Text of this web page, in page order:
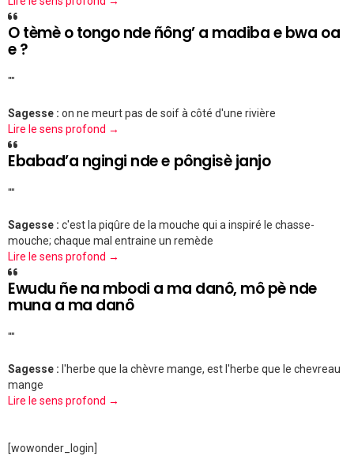
O tèmè o tongo nde ñông’ a madiba e bwa oa
e ?
""
Sagesse : on ne meurt pas de soif à côté d'une rivière
Lire le sens profond →
Ebabad’a ngingi nde e pôngisè janjo
""
Sagesse : c'est la piqûre de la mouche qui a inspiré le chasse-
mouche; chaque mal entraine un remède
Lire le sens profond →
Ewudu ñe na mbodi a ma danô, mô pè nde
muna a ma danô
""
Sagesse : l'herbe que la chèvre mange, est l'herbe que le chevreau
mange
Lire le sens profond →
[wowonder_login]